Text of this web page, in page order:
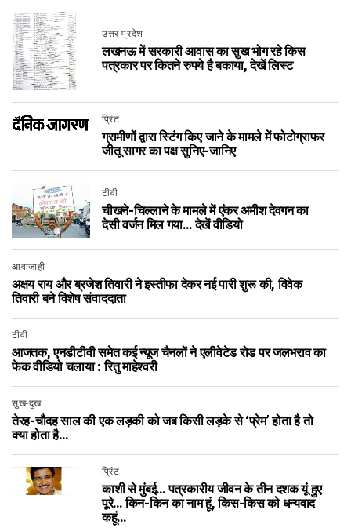
उत्तर प्रदेश
लखनऊ में सरकारी आवास का सुख भोग रहे किस
पत्रकार पर कितने रुपये है बकाया, देखें लिस्ट
प्रिंट
ग्रामीणों द्वारा स्टिंग किए जाने के मामले में फोटोग्राफर
जीतू सागर का पक्ष सुनिए-जानिए
टीवी
चीखने-चिल्लाने के मामले में एंकर अमीश देवगन का
देसी वर्जन मिल गया… देखें वीडियो
आवाजाही
अक्षय राय और ब्रजेश तिवारी ने इस्तीफा देकर नई पारी शुरू की, विवेक
तिवारी बने विशेष संवाददाता
टीवी
आजतक, एनडीटीवी समेत कई न्यूज चैनलों ने एलीवेटेड रोड पर जलभराव का
फेक वीडियो चलाया : रितु माहेश्वरी
सुख-दुख
तेरह-चौदह साल की एक लड़की को जब किसी लड़के से ‘प्रेम’ होता है तो
क्या होता है…
प्रिंट
काशी से मुंबई… पत्रकारीय जीवन के तीन दशक यूं हुए
पूरे… किन-किन का नाम हूं, किस-किस को धन्यवाद
कहूं…